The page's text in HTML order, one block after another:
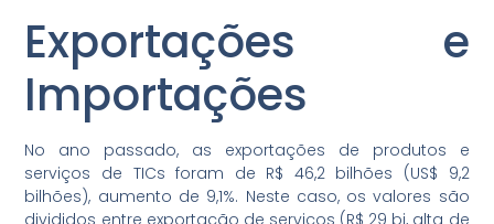
Exportações e
Importações
No ano passado, as exportações de produtos e
serviços de TICs foram de R$ 46,2 bilhões (US$ 9,2
bilhões), aumento de 9,1%. Neste caso, os valores são
divididos entre exportação de serviços (R$ 29 bi, alta de